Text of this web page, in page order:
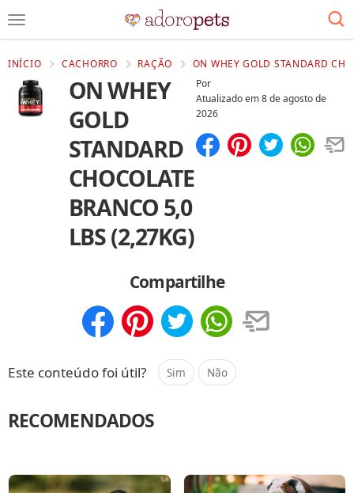
INÍCIO CACHORRO RAÇÃO ON WHEY GOLD STANDARD
ON WHEY
GOLD
STANDARD
CHOCOLATE
BRANCO 5,0
LBS (2,27KG)
Por
Atualizado em8 de agosto de
2026
Compartilhe
Este conteúdo foi útil? Sim Não
RECOMENDADOS